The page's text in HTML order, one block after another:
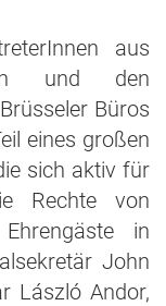
aus
und den
Büros
eines großen
sich aktiv für
Rechte von
in
John
László Andor,